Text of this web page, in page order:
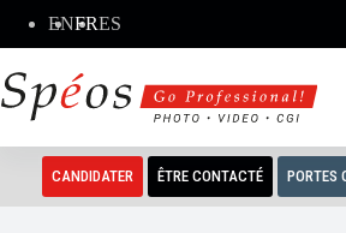
contenu
ENFRES
CANDIDATER ÊTRE CONTACTÉ PORTES